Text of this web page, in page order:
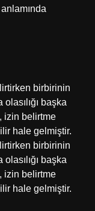
birbirinin
başka
izin belirtme
hale gelmiştir.
birbirinin
başka
izin belirtme
hale gelmiştir.